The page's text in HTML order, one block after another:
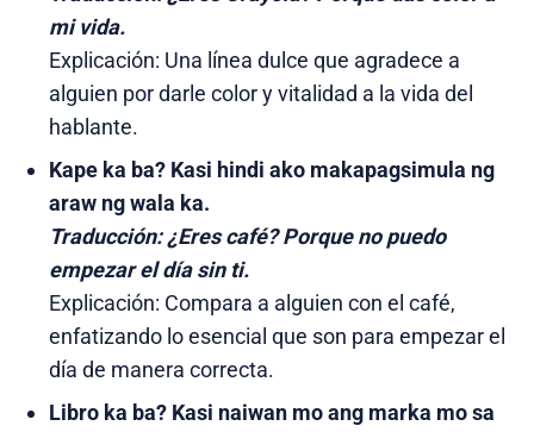
mi vida.
Explicación: Una línea dulce que agradece a
alguien por darle color y vitalidad a la vida del
hablante.
Kape ka ba? Kasi hindi ako makapagsimula ng
araw ng wala ka.
Traducción:¿Eres café? Porque no puedo
empezar el día sin ti.
Explicación: Compara a alguien con el café,
enfatizando lo esencial que son para empezar el
día de manera correcta.
Libro ka ba? Kasi naiwan mo ang marka mo sa